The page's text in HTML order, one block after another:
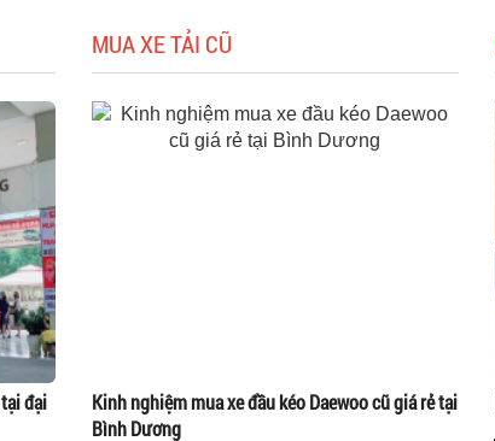
đại
MUA XE TẢI CŨ
Kinh nghiệm mua xe đầu kéo Daewoo cũ giá rẻ tại
Bình Dương